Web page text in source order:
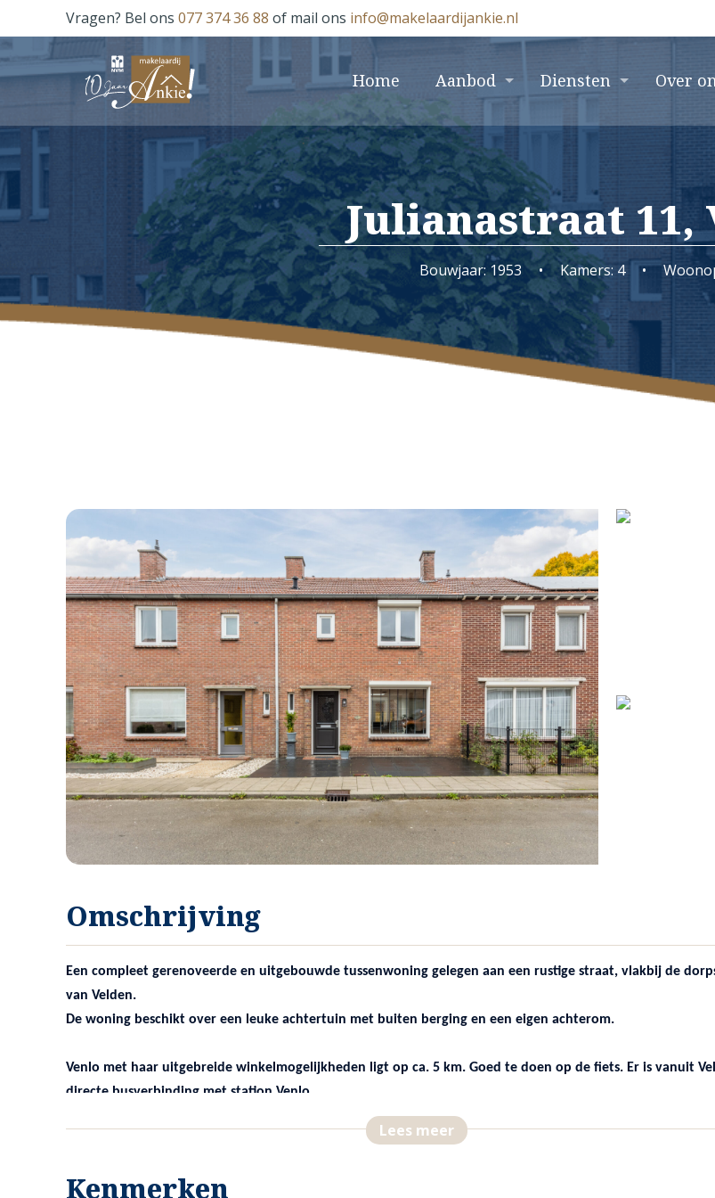
Vragen? Bel ons077 374 36 88 of mail ons info@makelaardijankie.nl
Home Aanbod Diensten Over
Julianastraat 11,
Bouwjaar: 1953 • Kamers: 4 •
Omschrijving
Een compleet gerenoveerde en uitgebouwde tussenwoning gelegen aan een rustige straat, vlakbij de
van Velden.
De woning beschikt over een leuke achtertuin met buiten berging en een eigen achterom.
Venlo met haar uitgebreide winkelmogelijkheden ligt op ca. 5 km. Goed te doen op de fiets. Er is vanuit
directe busverbinding met station Venlo.
INDELING
Lees meer
Kenmerken